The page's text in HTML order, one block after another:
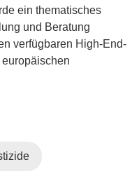
ein thematisches
und Beratung
verfügbaren High-End-